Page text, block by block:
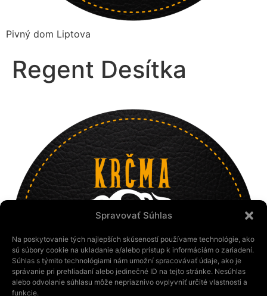
Spravovať Súhlas
Na poskytovanie tých najlepších skúseností používame technológie, ako
sú súbory cookie na ukladanie a/alebo prístup k informáciám o zariadení.
Súhlas s týmito technológiami nám umožní spracovávať údaje, ako je
správanie pri prehliadaní alebo jedinečné ID na tejto stránke. Nesúhlas
alebo odvolanie súhlasu môže nepriaznivo ovplyvniť určité vlastnosti a
funkcie.
Pivný dom Liptova
Regent Desítka